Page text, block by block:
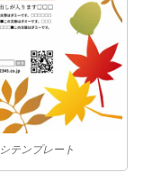
テンプレート